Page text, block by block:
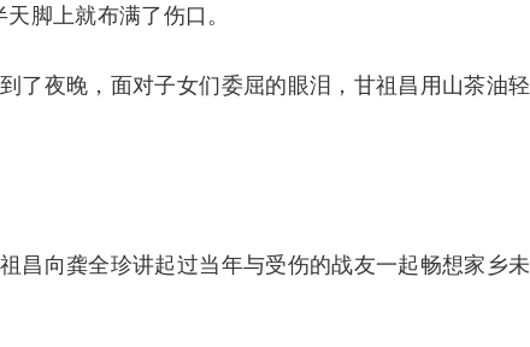
脚上就布满了伤口。
了夜晚，面对子女们委屈的眼泪，甘祖昌用山茶油轻
昌向龚全珍讲起过当年与受伤的战友一起畅想家乡未